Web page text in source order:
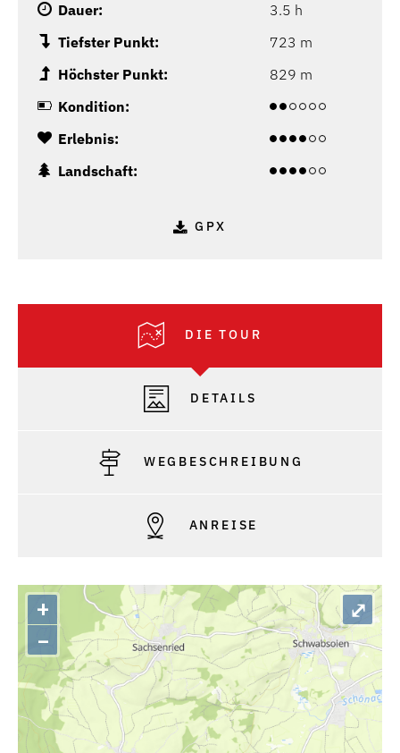
Dauer:
3.5 h
Tiefster Punkt:
723 m
Höchster Punkt:
829 m
Kondition:
Erlebnis:
Landschaft:
GPX
DIE TOUR
DETAILS
WEGBESCHREIBUNG
ANREISE
+
–
⤢